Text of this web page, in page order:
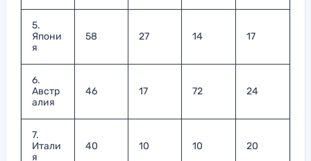
5.
Япони
я
58 27 14 17
6.
Австр
алия
46 17 72 24
7.
Итали
я
40 10 10 20